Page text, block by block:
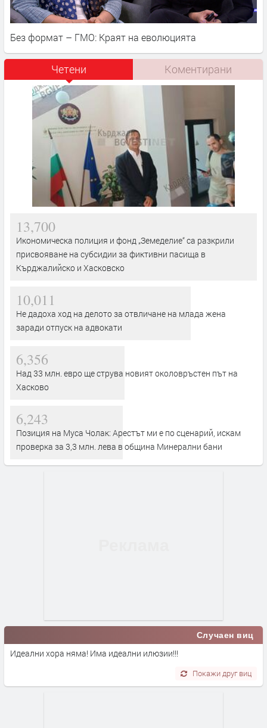
Без формат – ГМО: Краят на еволюцията
Четени Коментирани
13,700
Икономическа полиция и фонд „Земеделие“ са разкрили
присвояване на субсидии за фиктивни пасища в
Кърджалийско и Хасковско
10,011
Не дадоха ход на делото за отвличане на млада жена
заради отпуск на адвокати
6,356
Над 33 млн. евро ще струва новият околовръстен път на
Хасково
6,243
Позиция на Муса Чолак: Арестът ми е по сценарий, искам
проверка за 3,3 млн. лева в община Минерални бани
Случаен виц
Идеални хора няма! Има идеални илюзии!!!
Покажи друг виц